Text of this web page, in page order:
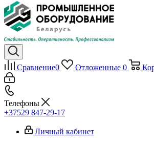
Сравнение0 Отложенные 0
Телефоны
+37529 847-29-17‬
Личный кабинет